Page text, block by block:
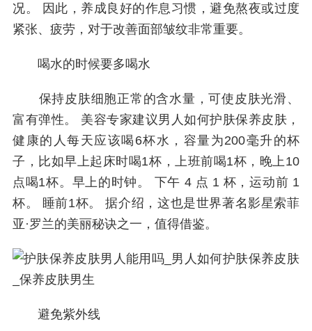
况。 因此，养成良好的作息习惯，避免熬夜或过度
紧张、疲劳，对于改善面部皱纹非常重要。
喝水的时候要多喝水
保持皮肤细胞正常的含水量，可使皮肤光滑、
富有弹性。 美容专家建议男人如何护肤保养皮肤，
健康的人每天应该喝6杯水，容量为200毫升的杯
子，比如早上起床时喝1杯，上班前喝1杯，晚上10
点喝1杯。早上的时钟。 下午 4 点 1 杯，运动前 1
杯。 睡前1杯。 据介绍，这也是世界著名影星索菲
亚·罗兰的美丽秘诀之一，值得借鉴。
避免紫外线